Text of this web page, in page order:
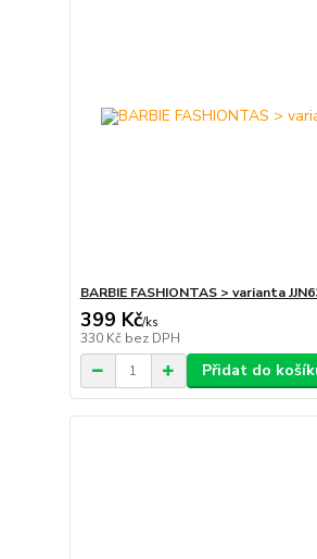
BARBIE FASHIONTAS > varianta
399 Kč/ks
330 Kč bez DPH
Přidat do